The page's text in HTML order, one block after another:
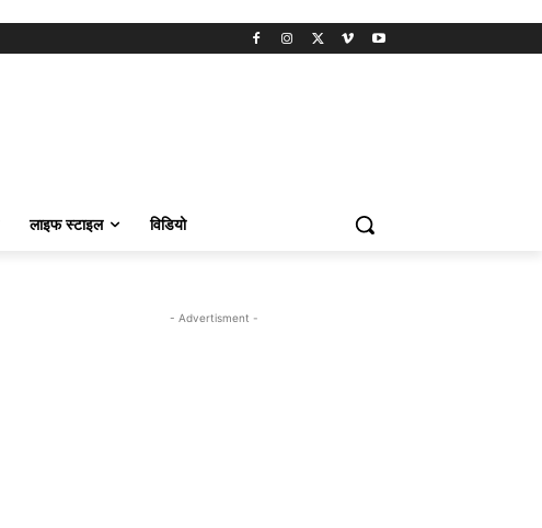
लाइफ स्टाइल विडियो
- Advertisment -